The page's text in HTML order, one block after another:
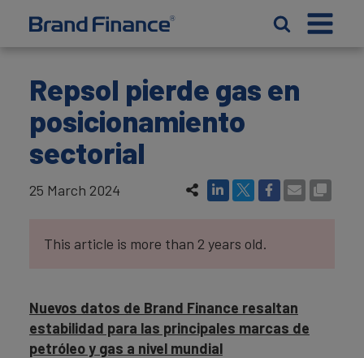
Repsol pierde gas en
posicionamiento
sectorial
25 March 2024
This article is more than 2 years old.
Nuevos datos de Brand Finance resaltan
estabilidad para las principales marcas de
petróleo y gas a nivel mundial